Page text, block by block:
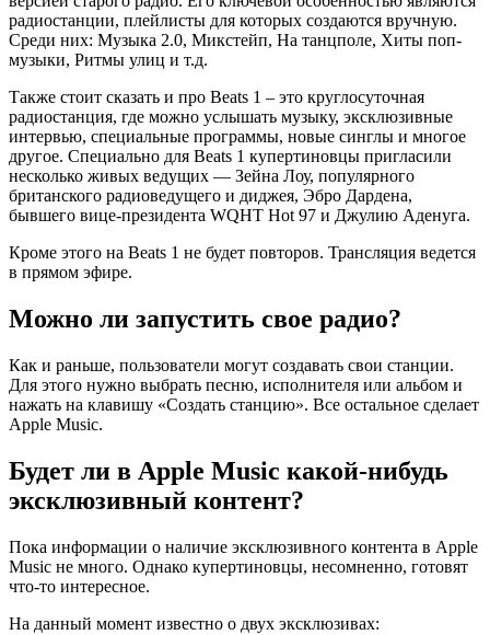
радиостанции, плейлисты для которых создаются вручную.
Среди них: Музыка 2.0, Микстейп, На танцполе, Хиты поп-
музыки, Ритмы улиц и т.д.
Также стоит сказать и про Beats 1 – это круглосуточная
радиостанция, где можно услышать музыку, эксклюзивные
интервью, специальные программы, новые синглы и многое
другое. Специально для Beats 1 купертиновцы пригласили
несколько живых ведущих — Зейна Лоу, популярного
британского радиоведущего и диджея, Эбро Дардена,
бывшего вице-президента WQHT Hot 97 и Джулию Аденуга.
Кроме этого на Beats 1 не будет повторов. Трансляция ведется
в прямом эфире.
Можно ли запустить свое радио?
Как и раньше, пользователи могут создавать свои станции.
Для этого нужно выбрать песню, исполнителя или альбом и
нажать на клавишу «Создать станцию». Все остальное сделает
Apple Music.
Будет ли в Apple Music какой-нибудь
эксклюзивный контент?
Пока информации о наличие эксклюзивного контента в Apple
Music не много. Однако купертиновцы, несомненно, готовят
что-то интересное.
На данный момент известно о двух эксклюзивах: